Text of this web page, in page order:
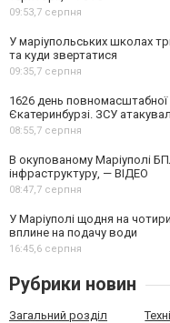
09:53,7 серпня
У маріупольських школах
та куди звертатися
09:35,7 серпня
1626 день повномасштабної
Єкатеринбурзі. ЗСУ
08:55,7 серпня
В окупованому Маріуполі
інфраструктуру, — ВІДЕО
08:47,7 серпня
У Маріуполі щодня на
вплине на подачу води
16:45,6 серпня
Рубрики новин
Загальний розділ